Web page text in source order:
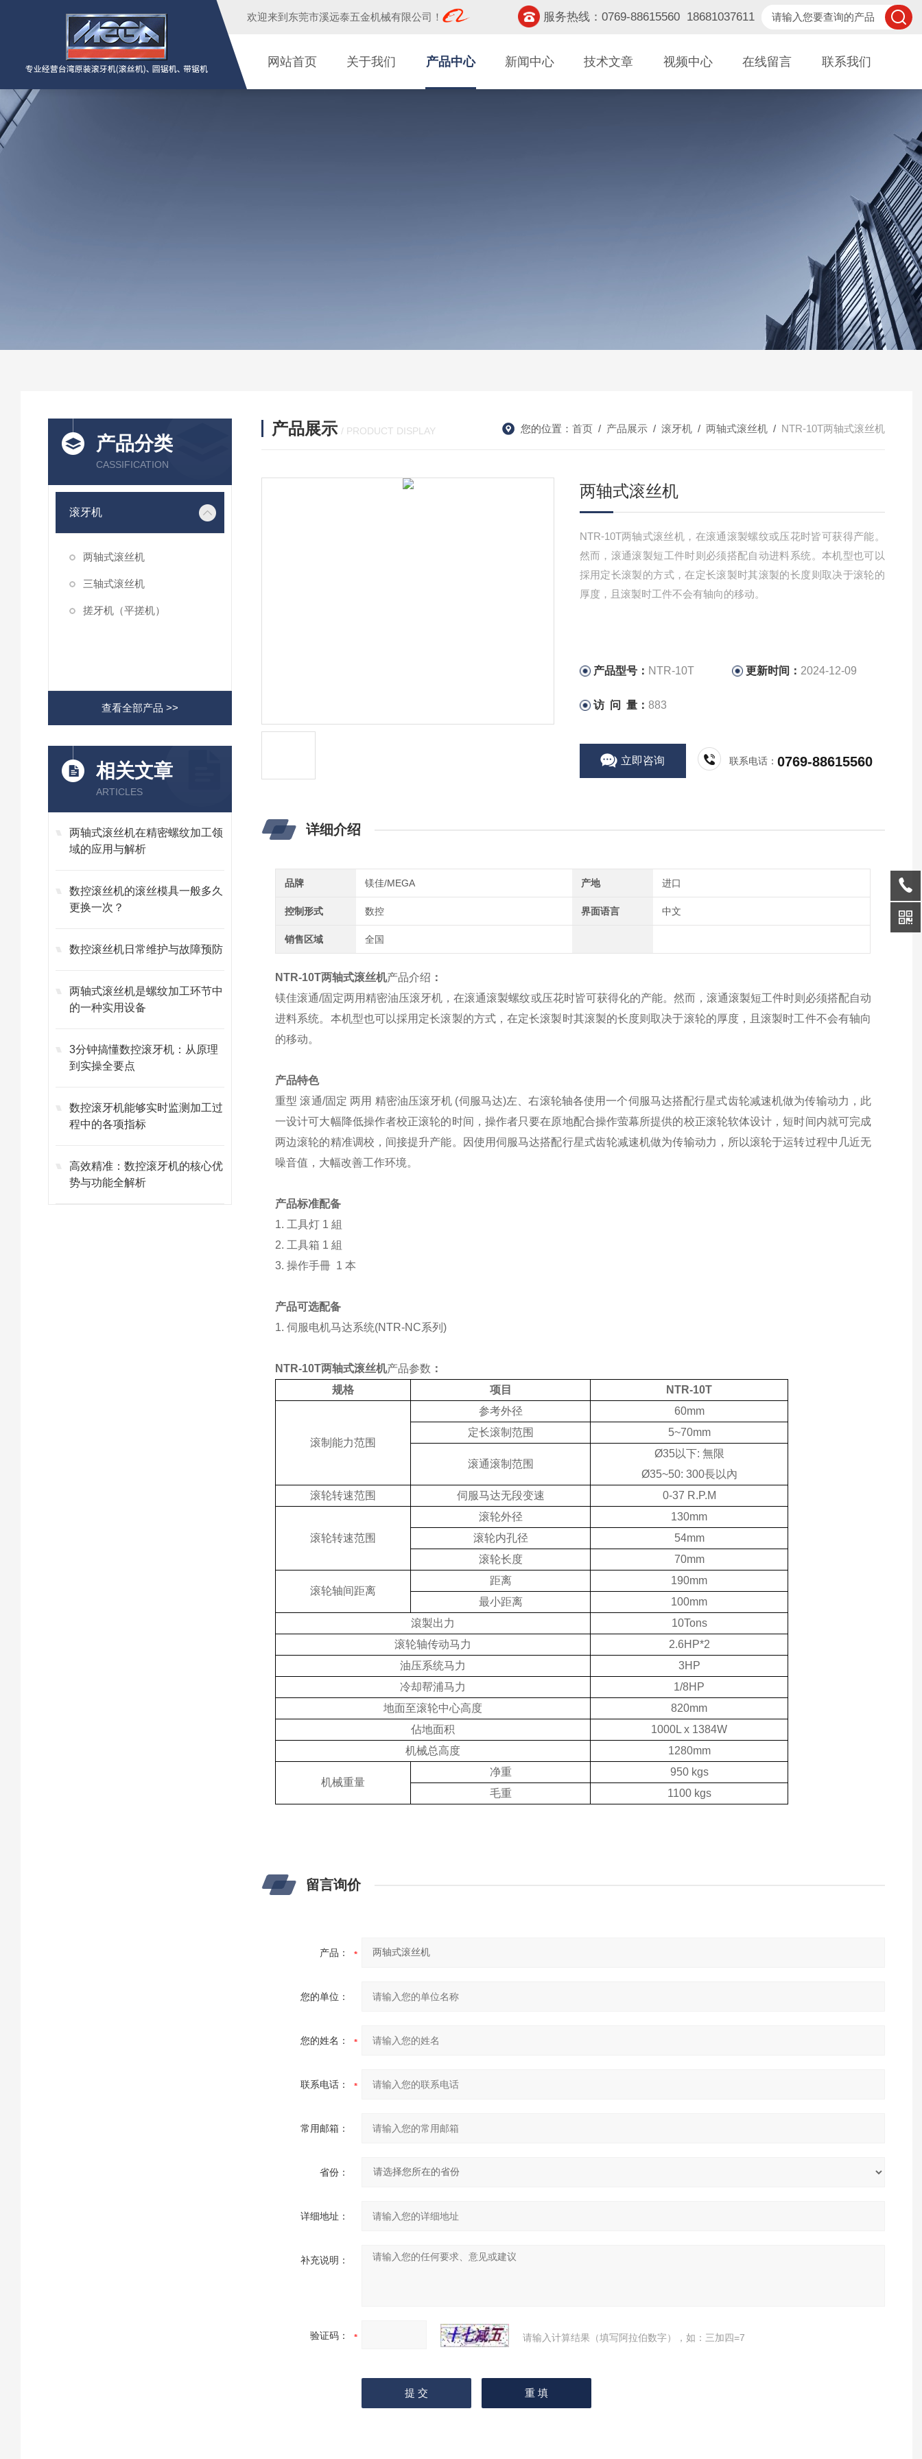
欢迎来到 东莞市溪远泰五金机械有限公司 ！ 服务热线：0769-88615560 18681037611
网站首页 关于我们 产品中心 新闻中心 技术文章 视频中心 在线留言 联系我们
产品分类
CASSIFICATION
滚牙机
两轴式滚丝机
三轴式滚丝机
搓牙机（平搓机）
查看全部产品 >>
相关文章
ARTICLES
两轴式滚丝机在精密螺纹加工领
域的应用与解析
数控滚丝机的滚丝模具一般多久
更换一次？
数控滚丝机日常维护与故障预防
两轴式滚丝机是螺纹加工环节中
的一种实用设备
3分钟搞懂数控滚牙机：从原理
到实操全要点
数控滚牙机能够实时监测加工过
程中的各项指标
高效精准：数控滚牙机的核心优
势与功能全解析
产品展示 / PRODUCT DISPLAY 您的位置： 首页 / 产品展示 / 滚牙机 / 两轴式滚丝机 / NTR-10T两轴式滚丝机
两轴式滚丝机
NTR-10T两轴式滚丝机，在滚通滚製螺纹或压花时皆可获得产能。
然而，滚通滚製短工件时则必须搭配自动进料系统。本机型也可以
採用定长滚製的方式，在定长滚製时其滚製的长度则取决于滚轮的
厚度，且滚製时工件不会有轴向的移动。
产品型号： NTR-10T 更新时间： 2024-12-09
访 问 量： 883
立即咨询 联系电话：0769-88615560
详细介绍
品牌 镁佳/MEGA 产地 进口
控制形式 数控 界面语言 中文
销售区域 全国
NTR-10T两轴式滚丝机产品介绍 ：
镁佳滚通/固定两用精密油压滚牙机，在滚通滚製螺纹或压花时皆可获得化的产能。然而，滚通滚製短工件时则必须搭配自动
进料系统。本机型也可以採用定长滚製的方式，在定长滚製时其滚製的长度则取决于滚轮的厚度，且滚製时工件不会有轴向
的移动。
产品特色
重型 滚通/固定 两用 精密油压滚牙机 (伺服马达)左、右滚轮轴各使用一个伺服马达搭配行星式齿轮减速机做为传输动力，此
一设计可大幅降低操作者校正滚轮的时间，操作者只要在原地配合操作萤幕所提供的校正滚轮软体设计，短时间内就可完成
两边滚轮的精准调校，间接提升产能。因使用伺服马达搭配行星式齿轮减速机做为传输动力，所以滚轮于运转过程中几近无
噪音值，大幅改善工作环境。
产品标准配备
1. 工具灯 1 組
2. 工具箱 1 組
3. 操作手冊 1 本
产品可选配备
1. 伺服电机马达系统(NTR-NC系列)
NTR-10T两轴式滚丝机产品参数 ：
规格
项目 NTR-10T
滚制能力范围
参考外径
60mm
定长滚制范围
5~70mm
滚通滚制范围
Ø35以下: 無限
Ø35~50: 300長以內
滚轮转速范围
伺服马达无段变速 0-37 R.P.M
滚轮转速范围
滚轮外径
130mm
滚轮内孔径
54mm
滚轮长度
70mm
滚轮轴间距离
距离
190mm
最小距离
100mm
滾製出力
10Tons
滚轮轴传动马力
2.6HP*2
油压系统马力
3HP
冷却帮浦马力
1/8HP
地面至滚轮中心高度
820mm
佔地面积
1000L x 1384W
机械总高度
1280mm
机械重量
净重
950 kgs
毛重
1100 kgs
留言询价
产品：
您的单位：
您的姓名：
联系电话：
常用邮箱：
省份：
详细地址：
补充说明：
验证码： 请输入计算结果（填写阿拉伯数字），如：三加四=7